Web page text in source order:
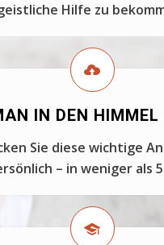
Hilfe zu
IN DEN
Sie diese wichtige
– in weniger als